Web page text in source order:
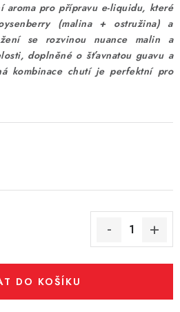
aroma pro přípravu e-liquidu, které
(malina + ostružina) a
se rozvinou nuance malin a
doplněné o šťavnatou guavu a
kombinace chutí je perfektní pro
DO KOŠÍKU